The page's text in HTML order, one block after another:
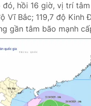
đó, hồi 16 giờ, vị trí
Vĩ Bắc; 119,7 độ Kinh
gần tâm bão mạnh